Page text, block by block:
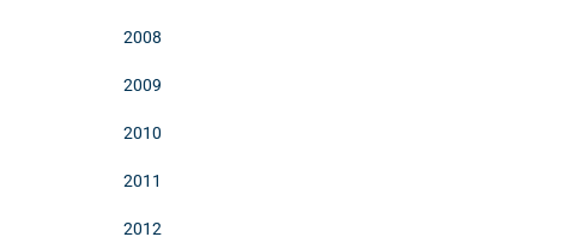
2008
2009
2010
2011
2012